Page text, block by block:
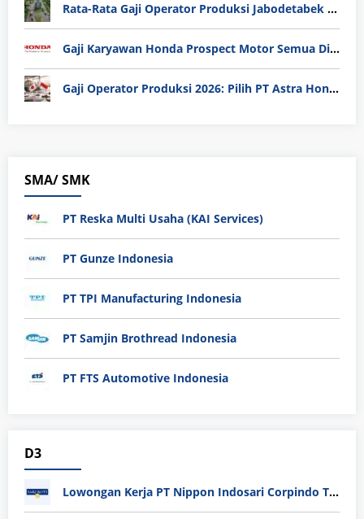
Rata-Rata Gaji Operator Produksi Jabodetabek 2025: Bedah Tuntas UMK, Lemburan, dan Realita Hidup Buruh
Gaji Karyawan Honda Prospect Motor Semua Divisi
Gaji Operator Produksi 2026: Pilih PT Astra Honda Motor (AHM) atau Manufaktur di Jepang?
SMA/ SMK
PT Reska Multi Usaha (KAI Services)
PT Gunze Indonesia
PT TPI Manufacturing Indonesia
PT Samjin Brothread Indonesia
PT FTS Automotive Indonesia
D3
Lowongan Kerja PT Nippon Indosari Corpindo Tbk. Bulan Agustus 2026